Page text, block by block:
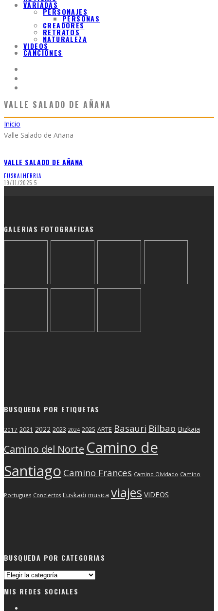
VARIADAS
PERSONAJES
PERSONAS
CREADORES
RETRATOS
NATURALEZA
VIDEOS
CANCIONES
VALLE SALADO DE AÑANA
Inicio
Valle Salado de Añana
VALLE SALADO DE AÑANA
EUSKALHERRIA
19/11/2025 5
GALERIAS FOTOGRAFICAS
BUSQUEDA POR ETIQUETAS
2017 2021 2022 2023 2024 2025 ARTE Basauri Bilbao Bizkaia
Camino del Norte Camino de
Santiago Camino Frances Camino Olvidado Camino
Portugues Conciertos Euskadi musica viajes ViDEOS
BUSQUEDA POR CATEGORIAS
Busqueda
categorias
MIS REDES SOCIALES